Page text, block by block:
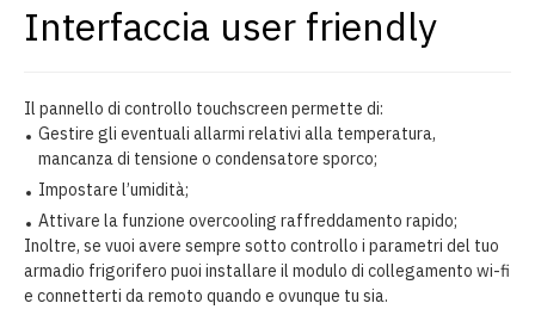
Interfaccia user friendly
Il pannello di controllo touchscreen permette di:
Gestire gli eventuali allarmi relativi alla temperatura,
mancanza di tensione o condensatore sporco;
Impostare l’umidità;
Attivare la funzione overcooling raffreddamento rapido;
Inoltre, se vuoi avere sempre sotto controllo i parametri del tuo
armadio frigorifero puoi installare il modulo di collegamento wi-fi
e connetterti da remoto quando e ovunque tu sia.